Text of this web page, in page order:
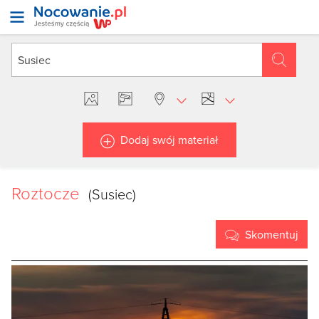
Dodaj swój materiał
Roztocze (Susiec)
Skomentuj